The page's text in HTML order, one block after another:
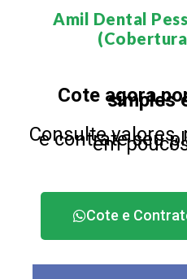
Amil Dental
Cote agora
simples
Consulte
e contrate seu
em
Cote e